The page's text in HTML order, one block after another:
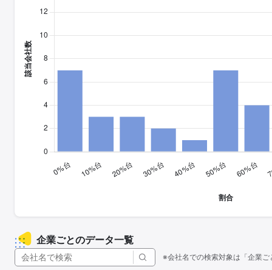
企業ごとのデータ一覧
※会社名での検索対象は「企業